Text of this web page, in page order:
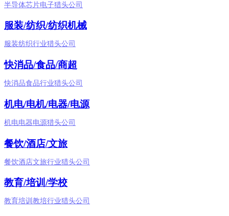
半导体芯片电子猎头公司
服装/纺织/纺织机械
服装纺织行业猎头公司
快消品/食品/商超
快消品食品行业猎头公司
机电/电机/电器/电源
机电电器电源猎头公司
餐饮/酒店/文旅
餐饮酒店文旅行业猎头公司
教育/培训/学校
教育培训教培行业猎头公司